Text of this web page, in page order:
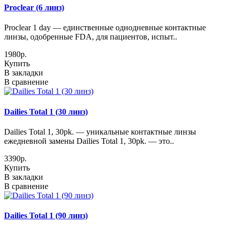
Proclear (6 линз)
Proclear 1 day — единственные однодневные контактные
линзы, одобренные FDA, для пациентов, испыт..
1980р.
Купить
В закладки
В сравнение
Dailies Total 1 (30 линз)
Dailies Total 1, 30pk. — уникальные контактные линзы
ежедневной замены Dailies Total 1, 30pk. — это..
3390р.
Купить
В закладки
В сравнение
Dailies Total 1 (90 линз)